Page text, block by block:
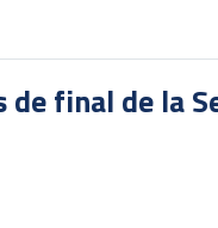
final de la